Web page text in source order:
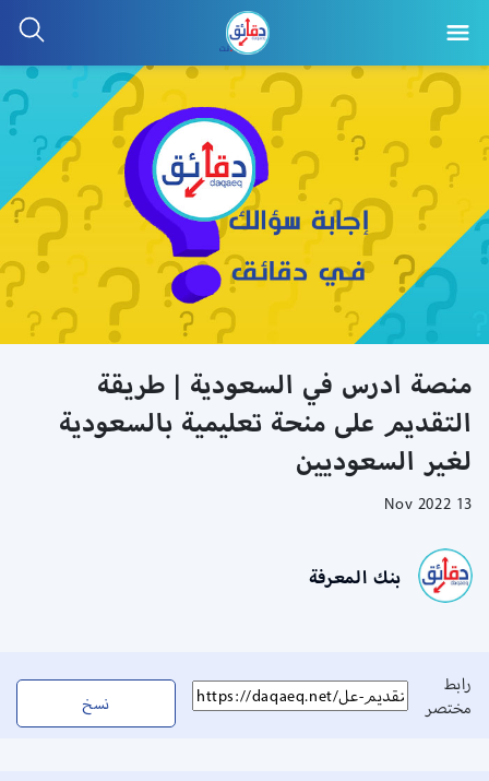
منصة ادرس في السعودية | طريقة
التقديم على منحة تعليمية بالسعودية
لغير السعوديين
13 Nov 2022
بنك المعرفة
رابط
مختصر
نسخ